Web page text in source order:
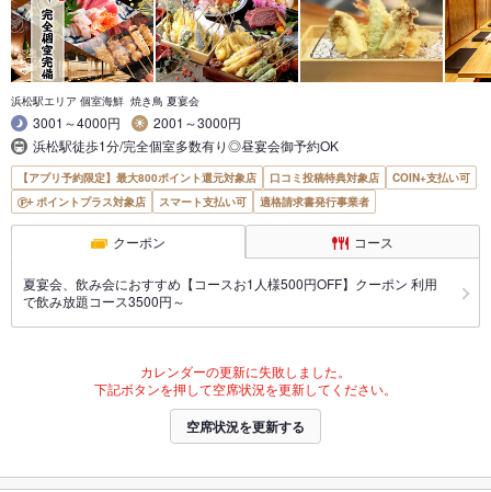
浜松駅エリア 個室海鮮 焼き鳥 夏宴会
3001～4000円
2001～3000円
浜松駅徒歩1分/完全個室多数有り◎昼宴会御予約OK
【アプリ予約限定】最大800ポイント還元対象店 口コミ投稿特典対象店
COIN+支払い可
ポイントプラス対象店
スマート支払い可 適格請求書発行事業者
クーポン コース
夏宴会、飲み会におすすめ【コースお1人様500円OFF】クーポン 利用
で飲み放題コース3500円～
カレンダーの更新に失敗しました。
下記ボタンを押して空席状況を更新してください。
空席状況を更新する